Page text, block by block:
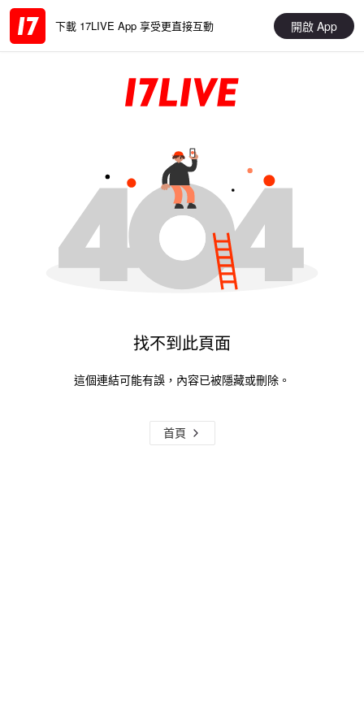
下載 17LIVE App 享受更直接互動 開啟 App
找不到此頁面
這個連結可能有誤，內容已被隱藏或刪除。
首頁